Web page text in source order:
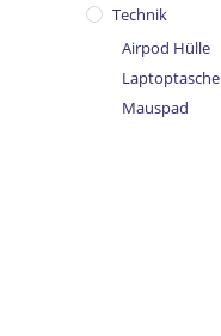
Technik
Airpod Hülle
Laptoptasche
Mauspad